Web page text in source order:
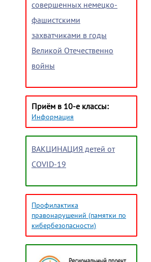
совершенных немецко-
фашистскими
захватчиками в годы
Великой Отечественно
войны
Приём в 10-е классы:
Информация
ВАКЦИНАЦИЯ детей от
COVID-19
Профилактика
правонарушений (памятки по
кибербезопасности)